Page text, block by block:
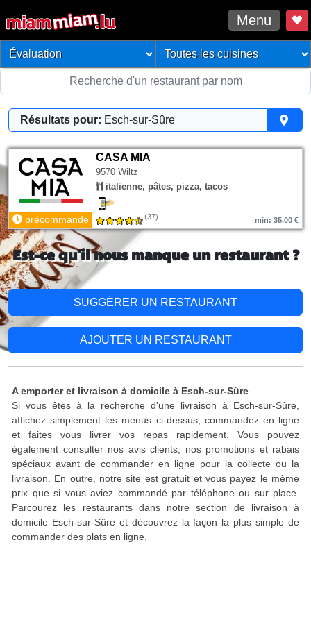
Menu
Résultats pour: Esch-sur-Sûre
CASA MIA
9570 Wiltz
italienne, pâtes, pizza, tacos
précommande (37) min: 35.00 €
Est-ce qu'il nous manque un restaurant ?
SUGGÉRER UN RESTAURANT
AJOUTER UN RESTAURANT
A emporter et livraison à domicile à Esch-sur-Sûre
Si vous êtes à la recherche d'une livraison à Esch-sur-Sûre,
affichez simplement les menus ci-dessus, commandez en ligne
et faites vous livrer vos repas rapidement. Vous pouvez
également consulter nos avis clients, nos promotions et rabais
spéciaux avant de commander en ligne pour la collecte ou la
livraison. En outre, notre site est gratuit et vous payez le même
prix que si vous aviez commandé par téléphone ou sur place.
Parcourez les restaurants dans notre section de livraison à
domicile Esch-sur-Sûre et découvrez la façon la plus simple de
commander des plats en ligne.